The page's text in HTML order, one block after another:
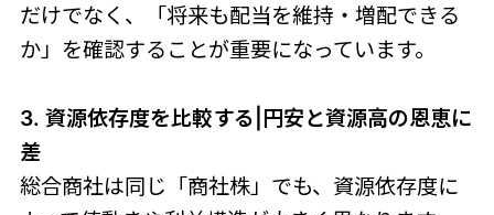
だけでなく、「将来も配当を維持・増配できる
か」を確認することが重要になっています。
3. 資源依存度を比較する|円安と資源高の恩恵に
差
総合商社は同じ「商社株」でも、資源依存度に